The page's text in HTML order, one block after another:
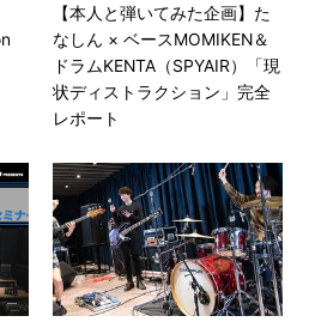
【本人と弾いてみた企画】た
なしん × ベースMOMIKEN＆
ドラムKENTA（SPYAIR）「現
状ディストラクション」完全
レポート